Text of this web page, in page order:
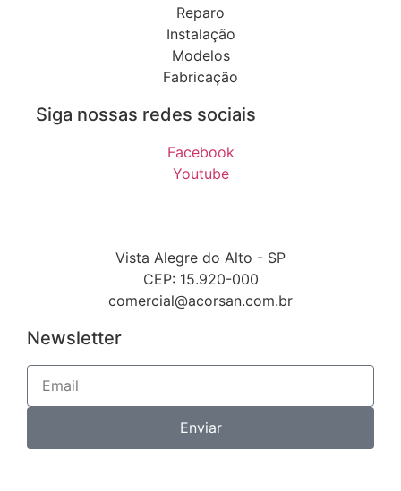
Reparo
Instalação
Modelos
Fabricação
Siga nossas redes sociais
Facebook
Youtube
Vista Alegre do Alto - SP
CEP: 15.920-000
comercial@acorsan.com.br
Newsletter
Enviar